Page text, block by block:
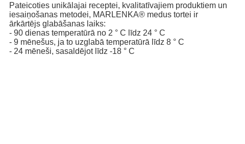
Pateicoties unikālajai receptei, kvalitatīvajiem produktiem un
iesaiņošanas metodei, MARLENKA® medus tortei ir
ārkārtējs glabāšanas laiks:
- 90 dienas temperatūrā no 2 ° C līdz 24 ° C
- 9 mēnešus, ja to uzglabā temperatūrā līdz 8 ° C
- 24 mēneši, sasaldējot līdz -18 ° C